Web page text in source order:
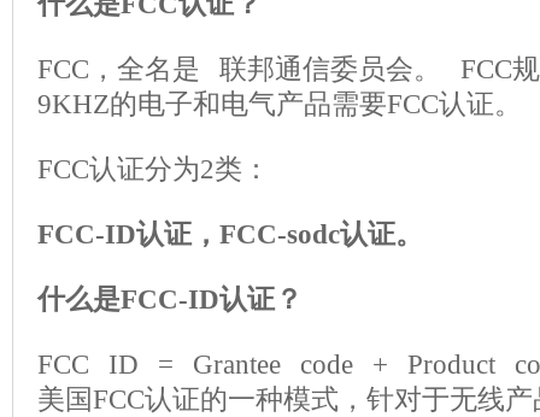
FCC，全名是 联邦通信委员会。 FCC
9KHZ的电子和电气产品需要FCC认证。
FCC认证分为2类：
FCC-ID认证，FCC-sodc认证。
什么是FCC-ID认证？
FCC ID = Grantee code + Product
美国FCC认证的一种模式，针对于无线